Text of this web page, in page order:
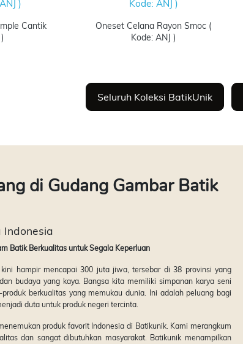
Cantik
Oneset Celana Rayon Smoc (
Kode: ANJ )
Seluruh Koleksi BatikUnik
di Gudang Gambar Batik
Indonesia
Batik Berkualitas untuk Segala Keperluan
kini hampir mencapai 300 juta jiwa, tersebar di 38 provinsi yang
budaya yang kaya. Bangsa kita memiliki simpanan karya seni
berkualitas yang memukau dunia. Ini adalah peluang bagi
duta untuk produk negeri tercinta.
produk favorit Indonesia di Batikunik. Kami merangkum
dan sangat dibutuhkan masyarakat. Batikunik menampilkan